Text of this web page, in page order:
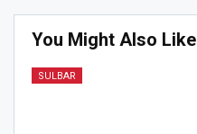
You Might Also Like
SULBAR